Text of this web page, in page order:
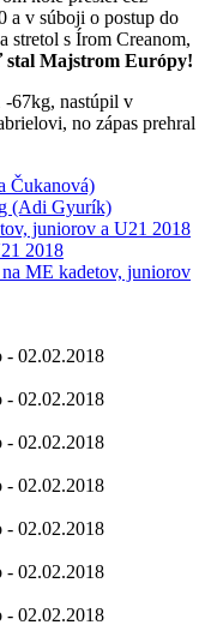
a v súboji o postup do
stretol s Írom Creanom,
stal Majstrom Európy!
67kg, nastúpil v
no zápas prehral
Čukanová)
(Adi Gyurík)
juniorov a U21 2018
2018
ME kadetov, juniorov
- 02.02.2018
- 02.02.2018
- 02.02.2018
- 02.02.2018
- 02.02.2018
- 02.02.2018
- 02.02.2018